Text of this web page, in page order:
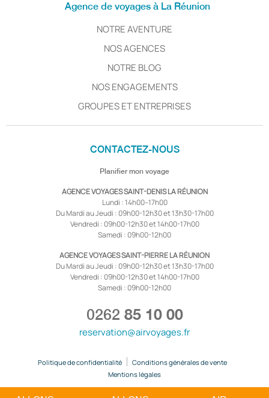
Agence de voyages à La Réunion
NOTRE AVENTURE
NOS AGENCES
NOTRE BLOG
NOS ENGAGEMENTS
GROUPES ET ENTREPRISES
CONTACTEZ-NOUS
Planifier mon voyage
AGENCE VOYAGES SAINT-DENIS LA RÉUNION
Lundi : 14h00–17h00
Du Mardi au Jeudi : 09h00-12h30 et 13h30-17h00
Vendredi : 09h00-12h30 et 14h00-17h00
Samedi : 09h00-12h00
AGENCE VOYAGES SAINT-PIERRE LA RÉUNION
Du Mardi au Jeudi : 09h00-12h30 et 13h30-17h00
Vendredi : 09h00-12h30 et 14h00-17h00
Samedi : 09h00-12h00
0262 85 10 00
reservation@airvoyages.fr
Politique de confidentialité
Conditions générales de vente
Mentions légales